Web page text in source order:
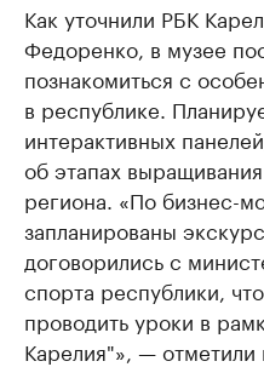
Как уточнили РБК
Федоренко, в музее
познакомиться с
в республике.
интерактивных
об этапах
региона. «По бизнес-
запланированы
договорились с
спорта республики,
проводить уроки в
Карелия"», — отметили